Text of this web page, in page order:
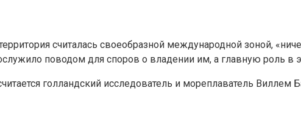
считалась своеобразной международной зоной,
поводом для споров о владении им, а главную роль в
голландский исследователь и мореплаватель Виллем